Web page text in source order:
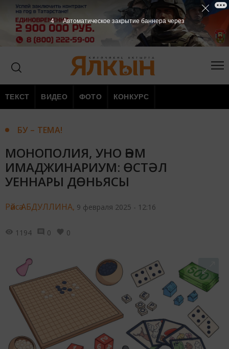
ТЕКСТ ВИДЕО ФОТО КОНКУРС
БУ – ТЕМА!
МОНОПОЛИЯ, УНО ҺӘМ
ИМАДЖИНАРИУМ: ӨСТӘЛ
УЕННАРЫ ДӨНЬЯСЫ
Рәйсә АБДУЛЛИНА, 9 февраля 2025 - 12:16
1194 0 0
3 Автоматическое закрытие баннера через